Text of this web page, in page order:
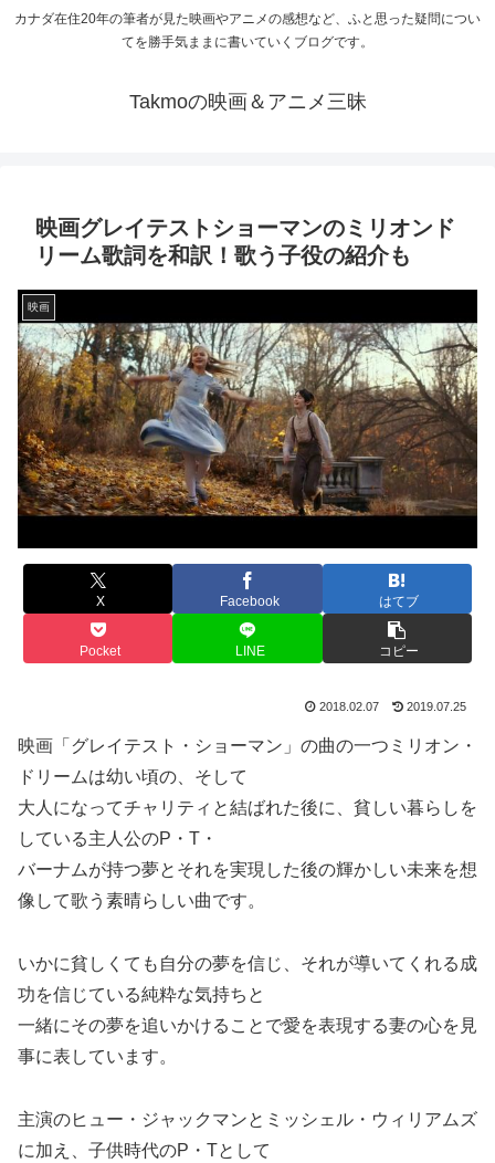
カナダ在住20年の筆者が見た映画やアニメの感想など、ふと思った疑問につい
てを勝手気ままに書いていくブログです。
Takmoの映画＆アニメ三昧
映画グレイテストショーマンのミリオンド
リーム歌詞を和訳！歌う子役の紹介も
映画
X Facebook はてブ
Pocket LINE コピー
2018.02.07 2019.07.25
映画「グレイテスト・ショーマン」の曲の一つミリオン・
ドリームは幼い頃の、そして
大人になってチャリティと結ばれた後に、貧しい暮らしを
している主人公のP・T・
バーナムが持つ夢とそれを実現した後の輝かしい未来を想
像して歌う素晴らしい曲です。
いかに貧しくても自分の夢を信じ、それが導いてくれる成
功を信じている純粋な気持ちと
一緒にその夢を追いかけることで愛を表現する妻の心を見
事に表しています。
主演のヒュー・ジャックマンとミッシェル・ウィリアムズ
に加え、子供時代のP・Tとして